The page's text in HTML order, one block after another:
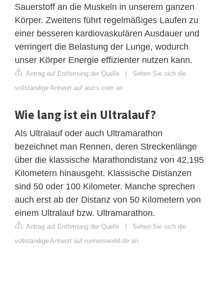
Sauerstoff an die Muskeln in unserem ganzen
Körper. Zweitens führt regelmäßiges Laufen zu
einer besseren kardiovaskulären Ausdauer und
verringert die Belastung der Lunge, wodurch
unser Körper Energie effizienter nutzen kann.
Antrag auf Entfernung der Quelle | Sehen Sie sich die
vollständige Antwort auf asics.com an
Wie lang ist ein Ultralauf?
Als Ultralauf oder auch Ultramarathon
bezeichnet man Rennen, deren Streckenlänge
über die klassische Marathondistanz von 42,195
Kilometern hinausgeht. Klassische Distanzen
sind 50 oder 100 Kilometer. Manche sprechen
auch erst ab der Distanz von 50 Kilometern von
einem Ultralauf bzw. Ultramarathon.
Antrag auf Entfernung der Quelle | Sehen Sie sich die
vollständige Antwort auf runnersworld.de an